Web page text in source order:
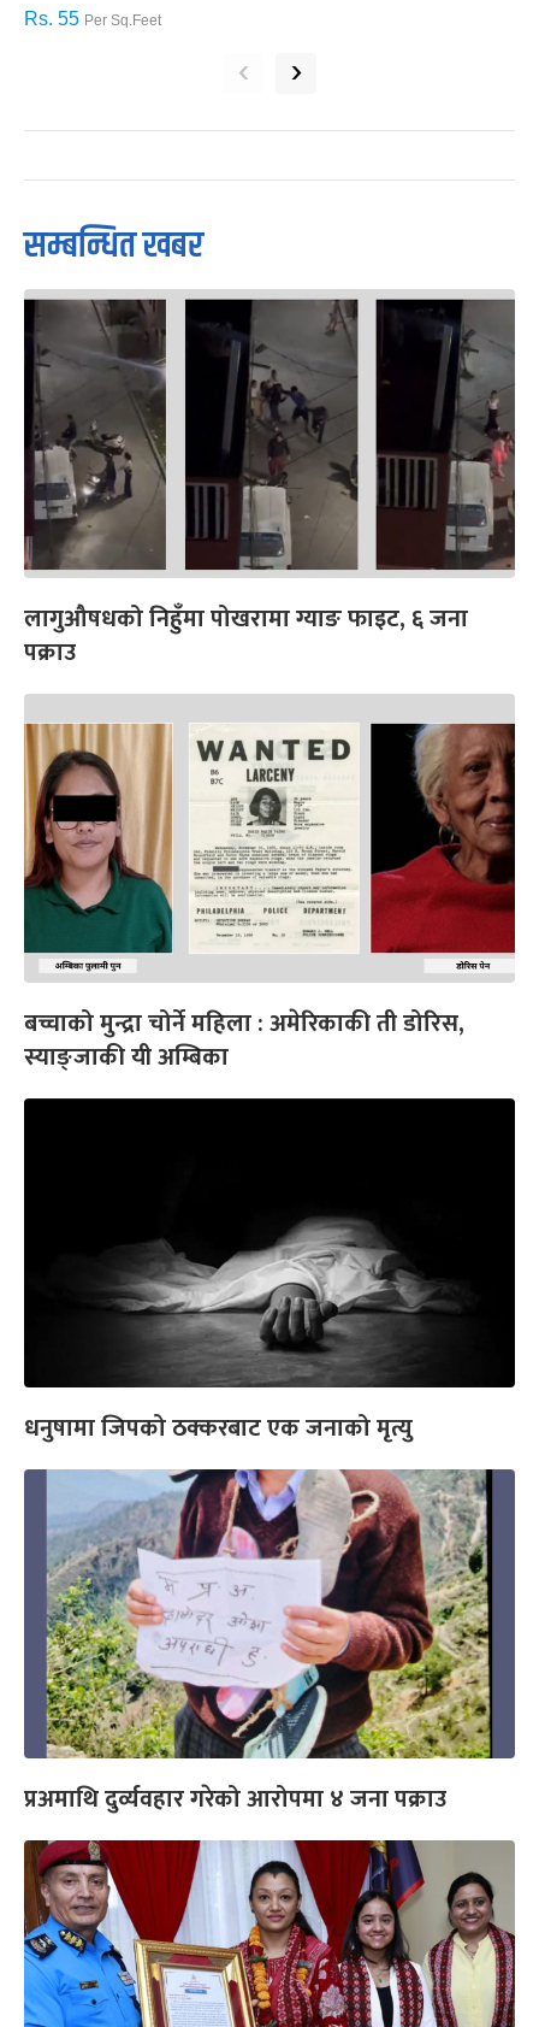
Rs. 55 Per Sq.Feet
‹ ›
सम्बन्धित खबर
लागुऔषधको निहुँमा पोखरामा ग्याङ फाइट, ६ जना
पक्राउ
बच्चाको मुन्द्रा चोर्ने महिला : अमेरिकाकी ती डोरिस,
स्याङ्जाकी यी अम्बिका
धनुषामा जिपको ठक्करबाट एक जनाको मृत्यु
प्रअमाथि दुर्व्यवहार गरेको आरोपमा ४ जना पक्राउ